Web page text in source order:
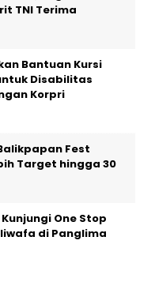
TNI Terima
Bantuan Kursi
Disabilitas
Korpri
Fest
Target hingga 30
One Stop
di Panglima